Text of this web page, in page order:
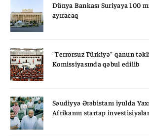
Dünya Bankası Suriyaya 100
ayıracaq
“Terrorsuz Türkiyə” qanun
Komissiyasında qəbul edilib
Səudiyyə Ərəbistanı iyulda
Afrikanın startap